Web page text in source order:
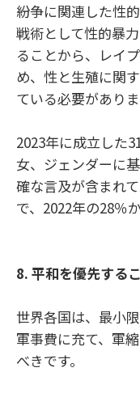
紛争に関連した性
戦術として性的暴
ることから、レイ
め、性と生殖に関
ている必要がありま
2023年に成立した
女、ジェンダーに
確な言及が含まれ
で、2022年の28％
8. 平和を優先する
世界各国は、最小
軍事費に充て、軍
べきです。